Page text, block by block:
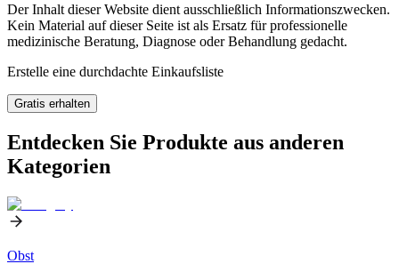
Der Inhalt dieser Website dient ausschließlich Informationszwecken.
Kein Material auf dieser Seite ist als Ersatz für professionelle
medizinische Beratung, Diagnose oder Behandlung gedacht.
Erstelle eine durchdachte Einkaufsliste
Gratis erhalten
Entdecken Sie Produkte aus anderen
Kategorien
Obst